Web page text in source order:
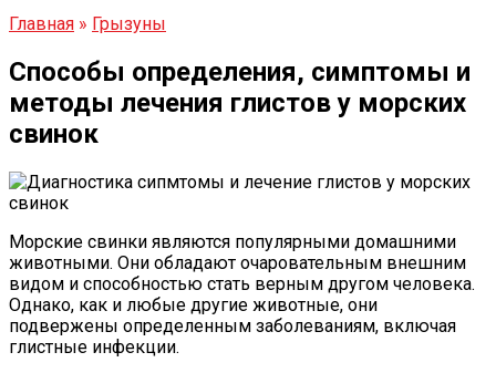
Главная » Грызуны
Способы определения, симптомы и
методы лечения глистов у морских
свинок
Морские свинки являются популярными домашними
животными. Они обладают очаровательным внешним
видом и способностью стать верным другом человека.
Однако, как и любые другие животные, они
подвержены определенным заболеваниям, включая
глистные инфекции.